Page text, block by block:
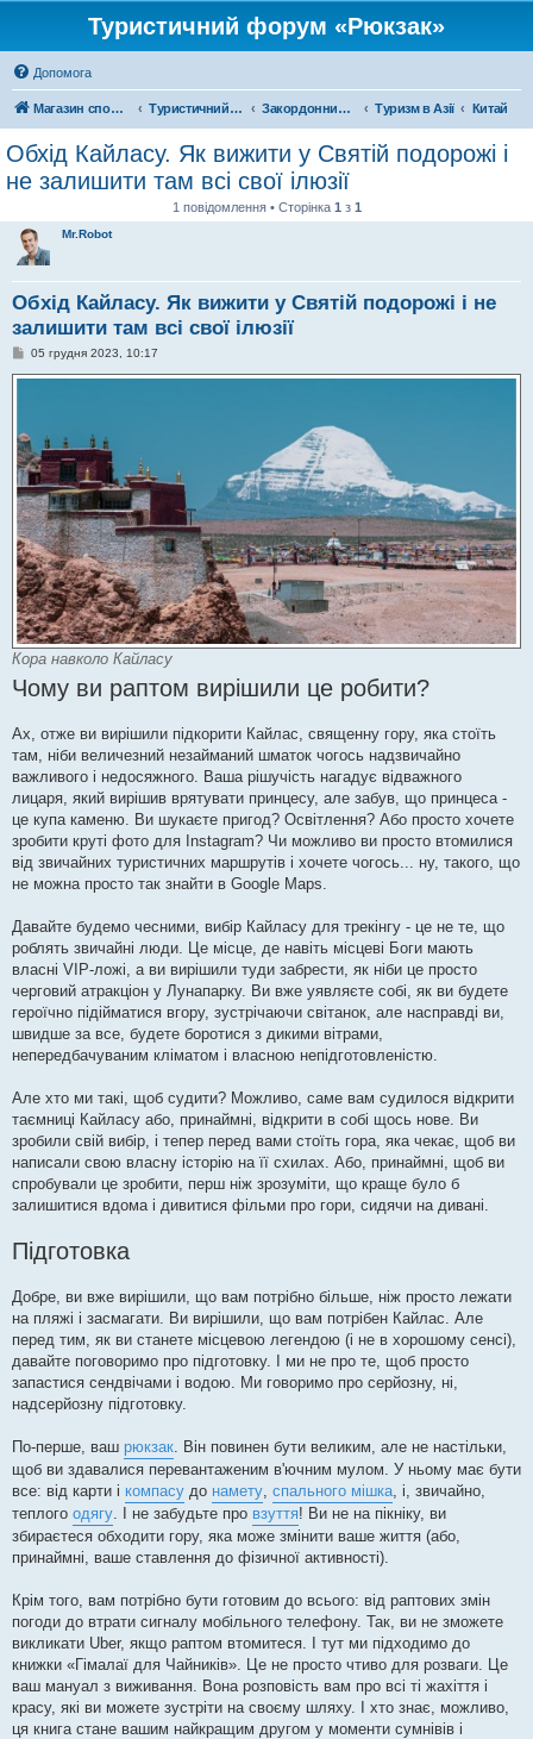
Туристичний форум «Рюкзак»
Допомога
Магазин спорядження Туристичний форум «Рюкзак» Закордонний туризм Туризм в Азії Китай
Обхід Кайласу. Як вижити у Святій подорожі і
не залишити там всі свої ілюзії
1 повідомлення • Сторінка 1 з 1
Mr.Robot
Обхід Кайласу. Як вижити у Святій подорожі і не
залишити там всі свої ілюзії
П
в
м
л
е
н
я
05 грудня 2023, 10:17
Кора навколо Кайласу
Чому ви раптом вирішили це робити?
Ах, отже ви вирішили підкорити Кайлас, священну гору, яка стоїть
там, ніби величезний незайманий шматок чогось надзвичайно
важливого і недосяжного. Ваша рішучість нагадує відважного
лицаря, який вирішив врятувати принцесу, але забув, що принцеса -
це купа каменю. Ви шукаєте пригод? Освітлення? Або просто хочете
зробити круті фото для Instagram? Чи можливо ви просто втомилися
від звичайних туристичних маршрутів і хочете чогось... ну, такого, що
не можна просто так знайти в Google Maps.
Давайте будемо чесними, вибір Кайласу для трекінгу - це не те, що
роблять звичайні люди. Це місце, де навіть місцеві Боги мають
власні VIP-ложі, а ви вирішили туди забрести, як ніби це просто
черговий атракціон у Лунапарку. Ви вже уявляєте собі, як ви будете
героїчно підійматися вгору, зустрічаючи світанок, але насправді ви,
швидше за все, будете боротися з дикими вітрами,
непередбачуваним кліматом і власною непідготовленістю.
Але хто ми такі, щоб судити? Можливо, саме вам судилося відкрити
таємниці Кайласу або, принаймні, відкрити в собі щось нове. Ви
зробили свій вибір, і тепер перед вами стоїть гора, яка чекає, щоб ви
написали свою власну історію на її схилах. Або, принаймні, щоб ви
спробували це зробити, перш ніж зрозуміти, що краще було б
залишитися вдома і дивитися фільми про гори, сидячи на дивані.
Підготовка
Добре, ви вже вирішили, що вам потрібно більше, ніж просто лежати
на пляжі і засмагати. Ви вирішили, що вам потрібен Кайлас. Але
перед тим, як ви станете місцевою легендою (і не в хорошому сенсі),
давайте поговоримо про підготовку. І ми не про те, щоб просто
запастися сендвічами і водою. Ми говоримо про серйозну, ні,
надсерйозну підготовку.
По-перше, ваш рюкзак . Він повинен бути великим, але не настільки,
щоб ви здавалися перевантаженим в'ючним мулом. У ньому має бути
все: від карти і компасу до намету спального мішка , і, звичайно,
теплого одягу . І не забудьте про взуття! Ви не на пікніку, ви
збираєтеся обходити гору, яка може змінити ваше життя (або,
принаймні, ваше ставлення до фізичної активності).
Крім того, вам потрібно бути готовим до всього: від раптових змін
погоди до втрати сигналу мобільного телефону. Так, ви не зможете
викликати Uber, якщо раптом втомитеся. І тут ми підходимо до
книжки «Гімалаї для Чайників». Це не просто чтиво для розваги. Це
ваш мануал з виживання. Вона розповість вам про всі ті жахіття і
красу, які ви можете зустріти на своєму шляху. І хто знає, можливо,
ця книга стане вашим найкращим другом у моменти сумнівів і